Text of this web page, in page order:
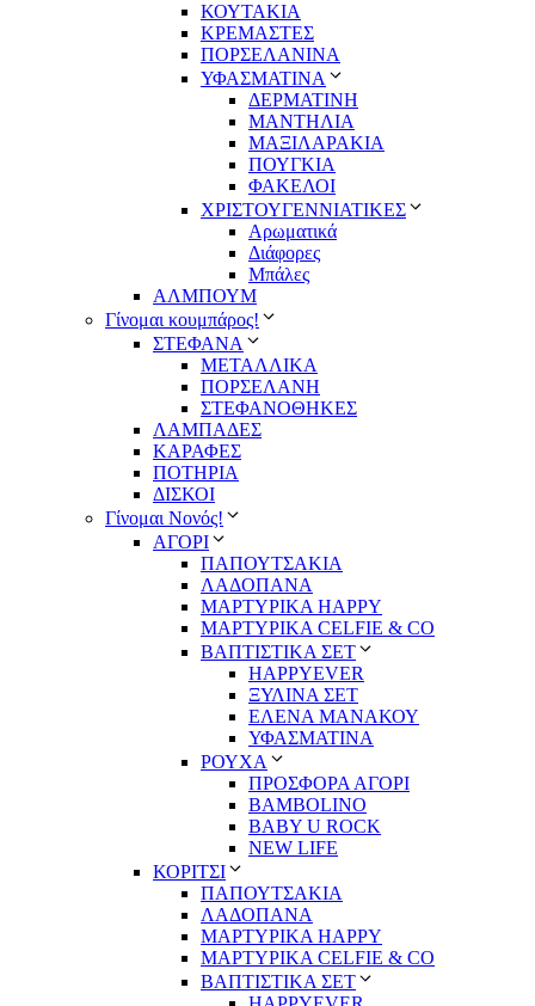
ΚΟΥΤΑΚΙΑ
ΚΡΕΜΑΣΤΕΣ
ΠΟΡΣΕΛΑΝΙΝΑ
ΥΦΑΣΜΑΤΙΝA
ΔΕΡΜΑΤΙΝΗ
ΜΑΝΤΗΛΙΑ
ΜΑΞΙΛΑΡΑΚΙΑ
ΠΟΥΓΚΙΑ
ΦΑΚΕΛΟΙ
ΧΡΙΣΤΟΥΓΕΝΝΙΑΤΙΚΕΣ
Αρωματικά
Διάφορες
Μπάλες
ΑΛΜΠΟΥΜ
Γίνομαι κουμπάρος!
ΣΤΕΦΑΝΑ
ΜΕΤΑΛΛΙΚΑ
ΠΟΡΣΕΛΑΝΗ
ΣΤΕΦΑΝΟΘΗΚΕΣ
ΛΑΜΠΑΔΕΣ
ΚΑΡΑΦΕΣ
ΠΟΤΗΡΙΑ
ΔΙΣΚΟΙ
Γίνομαι Νονός!
ΑΓΟΡΙ
ΠΑΠΟΥΤΣΑΚΙΑ
ΛΑΔΟΠΑΝΑ
ΜΑΡΤΥΡΙΚΑ HAPPY
ΜΑΡΤΥΡΙΚΑ CELFIE & CO
ΒΑΠΤΙΣΤΙΚΑ ΣΕΤ
HAPPYEVER
ΞΥΛΙΝΑ ΣΕΤ
ΕΛΕΝΑ ΜΑΝΑΚΟΥ
ΥΦΑΣΜΑΤΙΝΑ
ΡΟΥΧΑ
ΠΡΟΣΦΟΡΑ ΑΓΟΡΙ
BAMBOLINO
BABY U ROCK
NEW LIFE
ΚΟΡΙΤΣΙ
ΠΑΠΟΥΤΣΑΚΙΑ
ΛΑΔΟΠΑΝΑ
ΜΑΡΤΥΡΙΚΑ HAPPY
ΜΑΡΤΥΡΙΚΑ CELFIE & CO
ΒΑΠΤΙΣΤΙΚΑ ΣΕΤ